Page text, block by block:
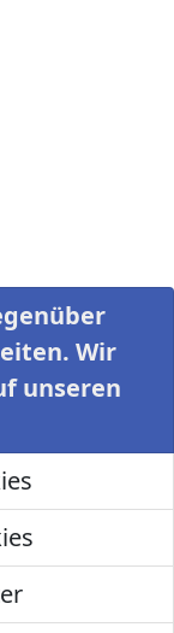
Wir
unseren